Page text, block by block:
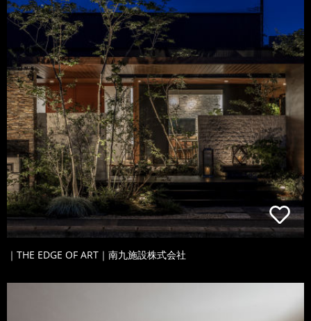
｜THE EDGE OF ART｜南九施設株式会社